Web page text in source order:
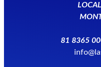
81 8365